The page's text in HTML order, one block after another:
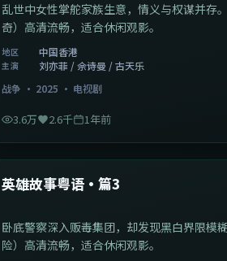
乱世中女性掌舵家族生意，情义与权谋并存
奇）高清流畅，适合休闲观影。
地区 中国香港
主演
刘亦菲 / 佘诗曼 / 古天乐
战争 · 2025 · 电视剧
3.6万 2.6千 1年前
最新
中国香港
英雄故事粤语·篇3
卧底警察深入贩毒集团，却发现黑白界限模
险）高清流畅，适合休闲观影。